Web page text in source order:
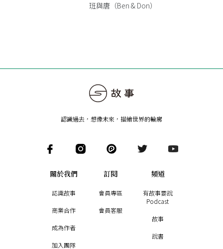
班與唐（Ben & Don）
認識過去，想像未來 ， 描繪世界的輪廓
關於我們
認識故事
商業合作
成為作者
加入團隊
訂閱
會員專區
會員客服
頻道
有故事要說
Podcast
故事
說書